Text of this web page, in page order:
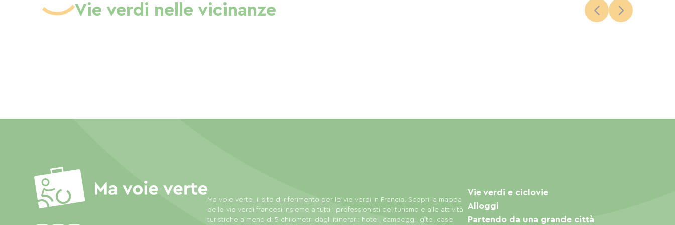
Vie verdi nelle vicinanze
Ma voie verte, il sito di riferimento per le vie verdi in Francia. Scopri la mappa
delle vie verdi francesi insieme a tutti i professionisti del turismo e alle attività
turistiche a meno di 5 chilometri dagli itinerari: hotel, campeggi, gîte, case
Vie verdi e ciclovie
Alloggi
Partendo da una grande città